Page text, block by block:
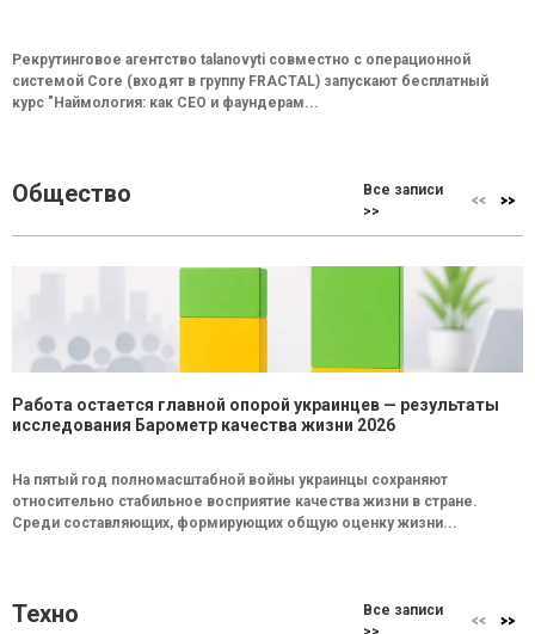
Рекрутинговое агентство talanovyti совместно с операционной
системой Core (входят в группу FRACTAL) запускают бесплатный
курс "Наймология: как СEO и фаундерам...
Общество
Все записи
>>
Работа остается главной опорой украинцев — результаты
исследования Барометр качества жизни 2026
На пятый год полномасштабной войны украинцы сохраняют
относительно стабильное восприятие качества жизни в стране.
Среди составляющих, формирующих общую оценку жизни...
Техно
Все записи